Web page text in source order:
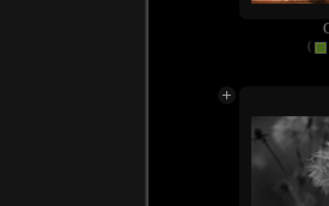
(